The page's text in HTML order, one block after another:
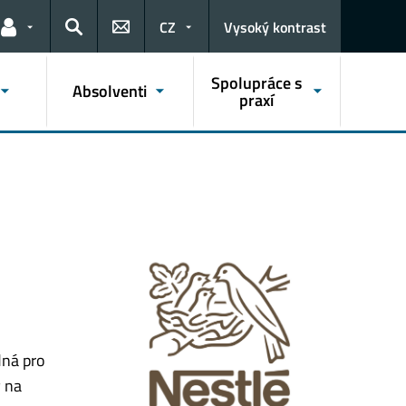
Odkazy pro uživatele
Hledat
CZ Vysoký kontrast
Absolventi Spolupráce s
praxí
pro
na